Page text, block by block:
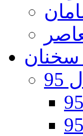
سخنان